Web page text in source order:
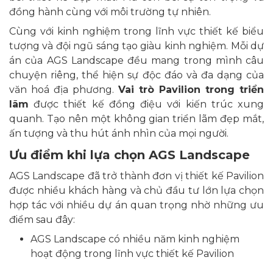
đồng hành cùng với môi trường tự nhiên.
Cùng với kinh nghiệm trong lĩnh vực thiết kế biểu
tượng và đội ngũ sáng tạo giàu kinh nghiệm. Mỗi dự
án của AGS Landscape đều mang trong mình câu
chuyện riêng, thể hiện sự độc đáo và đa dạng của
văn hoá địa phương. Vai trò Pavilion trong triển
lãm được thiết kế đồng điệu với kiến trúc xung
quanh. Tạo nên một không gian triển lãm đẹp mắt,
ấn tượng và thu hút ánh nhìn của mọi người.
Ưu điểm khi lựa chọn AGS Landscape
AGS Landscape đã trở thành đơn vị thiết kế Pavilion
được nhiều khách hàng và chủ đầu tư lớn lựa chọn
hợp tác với nhiều dự án quan trọng nhờ những ưu
điểm sau đây:
AGS Landscape có nhiều năm kinh nghiệm
hoạt động trong lĩnh vực thiết kế Pavilion